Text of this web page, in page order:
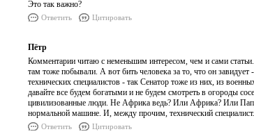
Это так важно?
Ответить Цитировать
Пётр
Комментарии читаю с неменьшим интересом, чем и сами
там тоже побывали. А вот бить человека за то, что он
технических специалистов - так Сенатор тоже из них, из
давайте все будем богатыми и не будем смотреть в огороды
цивилизованные люди. Не Африка ведь? Или Африка? Или
нормальной машине. И, между прочим, технический
Ответить Цитировать